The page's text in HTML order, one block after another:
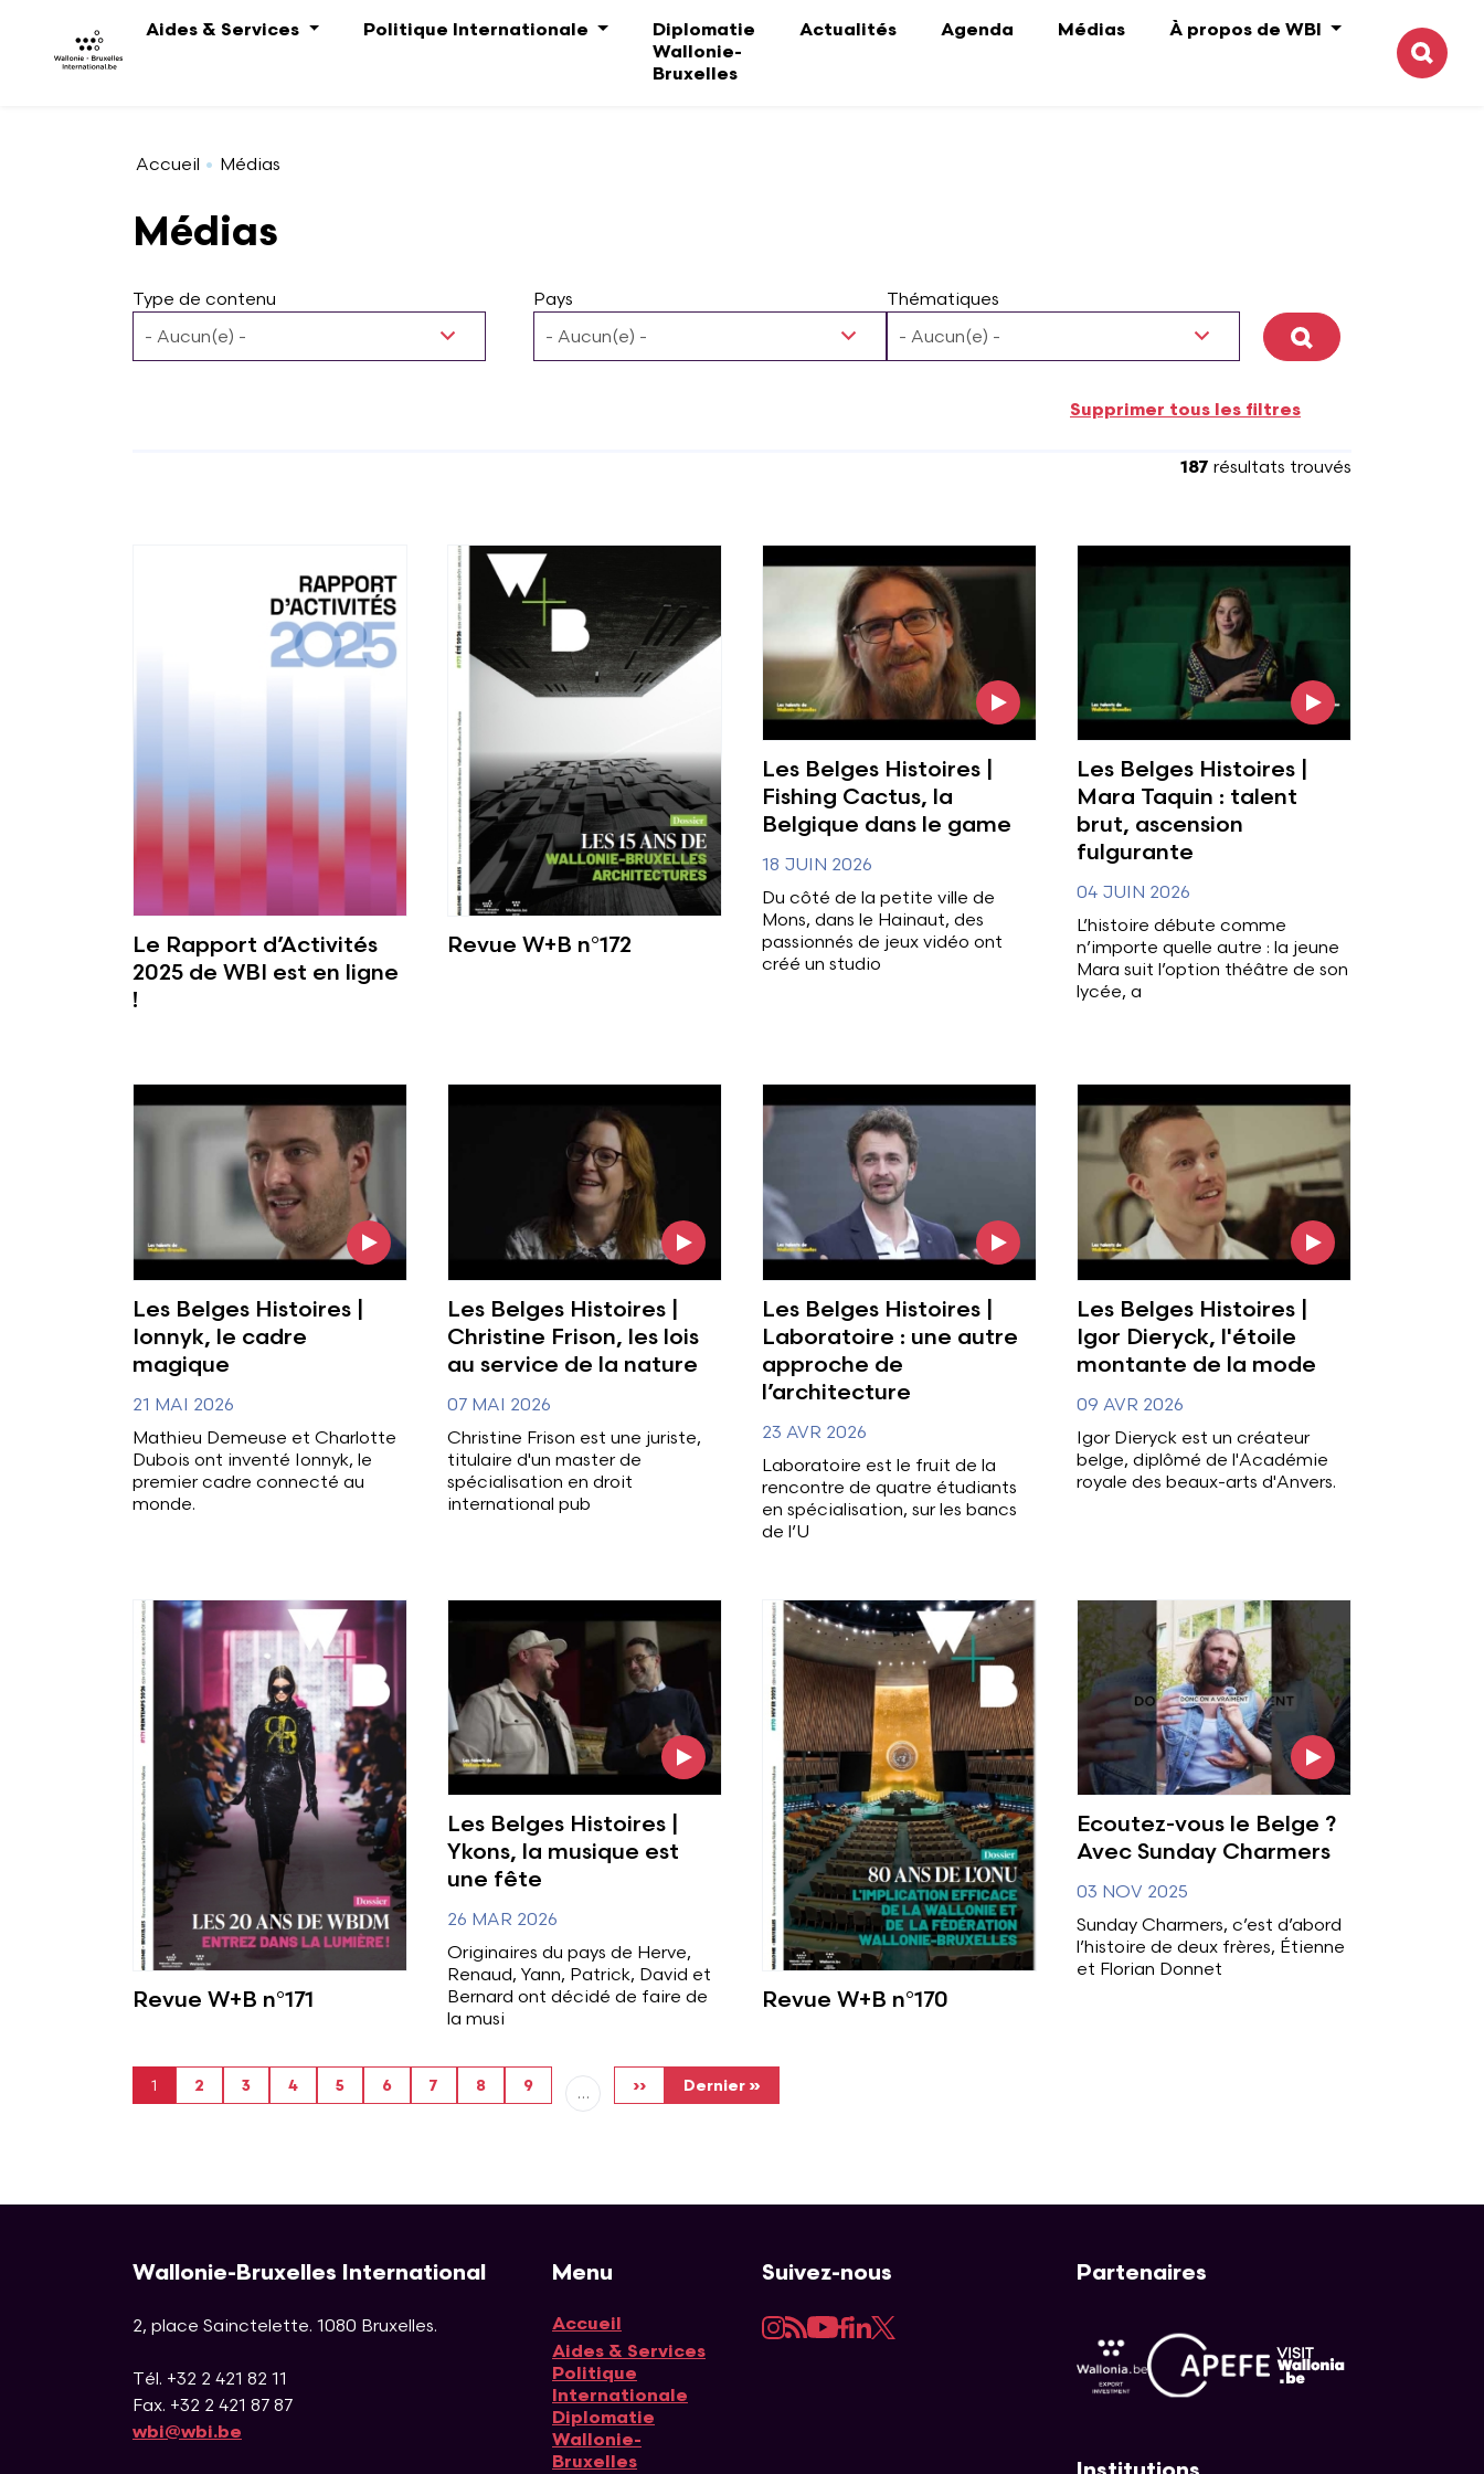
Aides & Services
Politique Internationale
Diplomatie
Wallonie-
Bruxelles
Actualités Agenda Médias
À propos de WBI
Accueil Médias
Médias
Type de contenu Pays
Thématiques
Appliquer
187 résultats trouvés
Le Rapport d’Activités
2025 de WBI est en ligne
!
Voir plus
Revue W+B n°172
Les Belges Histoires |
Fishing Cactus, la
Belgique dans le game
18 JUIN 2026
Du côté de la petite ville de
Mons, dans le Hainaut, des
passionnés de jeux vidéo ont
créé un studio
Les Belges Histoires |
Mara Taquin : talent
brut, ascension
fulgurante
04 JUIN 2026
L’histoire débute comme
n’importe quelle autre : la jeune
Mara suit l’option théâtre de son
lycée, a
Les Belges Histoires |
Ionnyk, le cadre
magique
21 MAI 2026
Mathieu Demeuse et Charlotte
Dubois ont inventé Ionnyk, le
premier cadre connecté au
monde.
Les Belges Histoires |
Christine Frison, les lois
au service de la nature
07 MAI 2026
Christine Frison est une juriste,
titulaire d'un master de
spécialisation en droit
international pub
Les Belges Histoires |
Laboratoire : une autre
approche de
l’architecture
23 AVR 2026
Laboratoire est le fruit de la
rencontre de quatre étudiants
en spécialisation, sur les bancs
de l’U
Les Belges Histoires |
Igor Dieryck, l'étoile
montante de la mode
09 AVR 2026
Igor Dieryck est un créateur
belge, diplômé de l'Académie
royale des beaux-arts d'Anvers.
Voir plus
Revue W+B n°171
Les Belges Histoires |
Ykons, la musique est
une fête
26 MAR 2026
Originaires du pays de Herve,
Renaud, Yann, Patrick, David et
Bernard ont décidé de faire de
la musi
Voir plus
Revue W+B n°170
Voir l'image
Ecoutez-vous le Belge ?
Avec Sunday Charmers
03 NOV 2025
Sunday Charmers, c’est d’abord
l’histoire de deux frères, Étienne
et Florian Donnet
Page courante
1 Search all
2 Search all
3 Search all
4 Search all
5 Search all
6 Search all
7 Search all
8 Search all
9 … Page suivante
›› Dernière page
Dernier »
Wallonie-Bruxelles International
2, place Sainctelette. 1080 Bruxelles.
Tél. +32 2 421 82 11
Fax. +32 2 421 87 87
wbi@wbi.be
Menu
Accueil
Navigation principale
Aides & Services
Politique
Internationale
Diplomatie
Wallonie-
Bruxelles
Suivez-nous
Instagram
RSSYouTube
Facebook
LinkedIn
Twitter
Partenaires
AWEX
Visit Wallonia